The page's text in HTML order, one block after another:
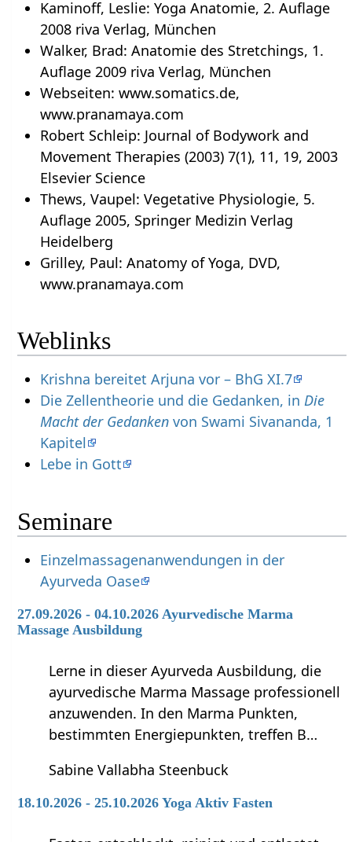
Kaminoff, Leslie: Yoga Anatomie, 2. Auflage
2008 riva Verlag, München
Walker, Brad: Anatomie des Stretchings, 1.
Auflage 2009 riva Verlag, München
Webseiten: www.somatics.de,
www.pranamaya.com
Robert Schleip: Journal of Bodywork and
Movement Therapies (2003) 7(1), 11, 19, 2003
Elsevier Science
Thews, Vaupel: Vegetative Physiologie, 5.
Auflage 2005, Springer Medizin Verlag
Heidelberg
Grilley, Paul: Anatomy of Yoga, DVD,
www.pranamaya.com
Weblinks
Krishna bereitet Arjuna vor – BhG XI.7
Die Zellentheorie und die Gedanken, in Die
Macht der Gedankenvon Swami Sivananda, 1
Kapitel
Lebe in Gott
Seminare
Einzelmassagenanwendungen in der
Ayurveda Oase
27.09.2026 - 04.10.2026 Ayurvedische Marma
Massage Ausbildung
Lerne in dieser Ayurveda Ausbildung, die
ayurvedische Marma Massage professionell
anzuwenden. In den Marma Punkten,
bestimmten Energiepunkten, treffen B…
Sabine Vallabha Steenbuck
18.10.2026 - 25.10.2026 Yoga Aktiv Fasten